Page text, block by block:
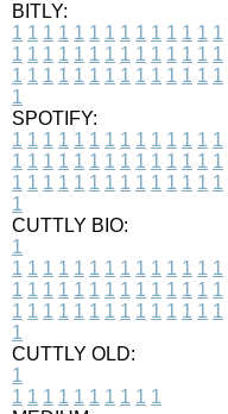
BITLY:
1 1 1 1 1 1 1 1 1 1 1 1 1 1
1 1 1 1 1 1 1 1 1 1 1 1 1 1
1 1 1 1 1 1 1 1 1 1 1 1 1 1
1
SPOTIFY:
1 1 1 1 1 1 1 1 1 1 1 1 1 1
1 1 1 1 1 1 1 1 1 1 1 1 1 1
1 1 1 1 1 1 1 1 1 1 1 1 1 1
1
CUTTLY BIO:
1
1 1 1 1 1 1 1 1 1 1 1 1 1 1
1 1 1 1 1 1 1 1 1 1 1 1 1 1
1 1 1 1 1 1 1 1 1 1 1 1 1 1
1
CUTTLY OLD:
1
1 1 1 1 1 1 1 1 1 1